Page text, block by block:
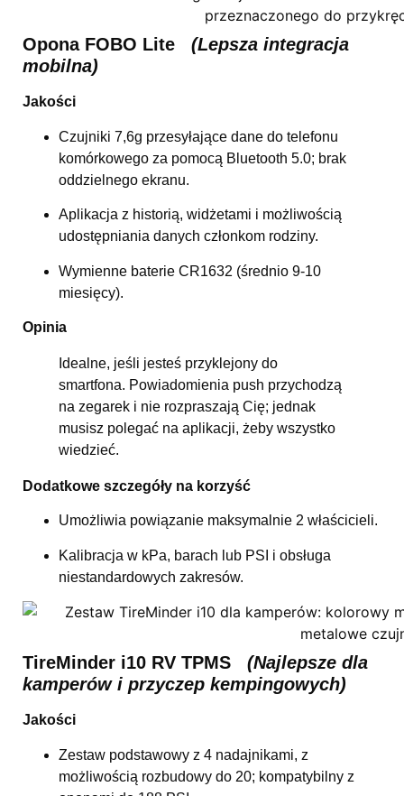
Opona FOBO Lite (Lepsza integracja
mobilna)
Jakości
Czujniki 7,6g przesyłające dane do telefonu
komórkowego za pomocą Bluetooth 5.0; brak
oddzielnego ekranu.
Aplikacja z historią, widżetami i możliwością
udostępniania danych członkom rodziny.
Wymienne baterie CR1632 (średnio 9-10
miesięcy).
Opinia
Idealne, jeśli jesteś przyklejony do
smartfona. Powiadomienia push przychodzą
na zegarek i nie rozpraszają Cię; jednak
musisz polegać na aplikacji, żeby wszystko
wiedzieć.
Dodatkowe szczegóły na korzyść
Umożliwia powiązanie maksymalnie 2 właścicieli.
Kalibracja w kPa, barach lub PSI i obsługa
niestandardowych zakresów.
TireMinder i10 RV TPMS (Najlepsze dla
kamperów i przyczep kempingowych)
Jakości
Zestaw podstawowy z 4 nadajnikami, z
możliwością rozbudowy do 20; kompatybilny z